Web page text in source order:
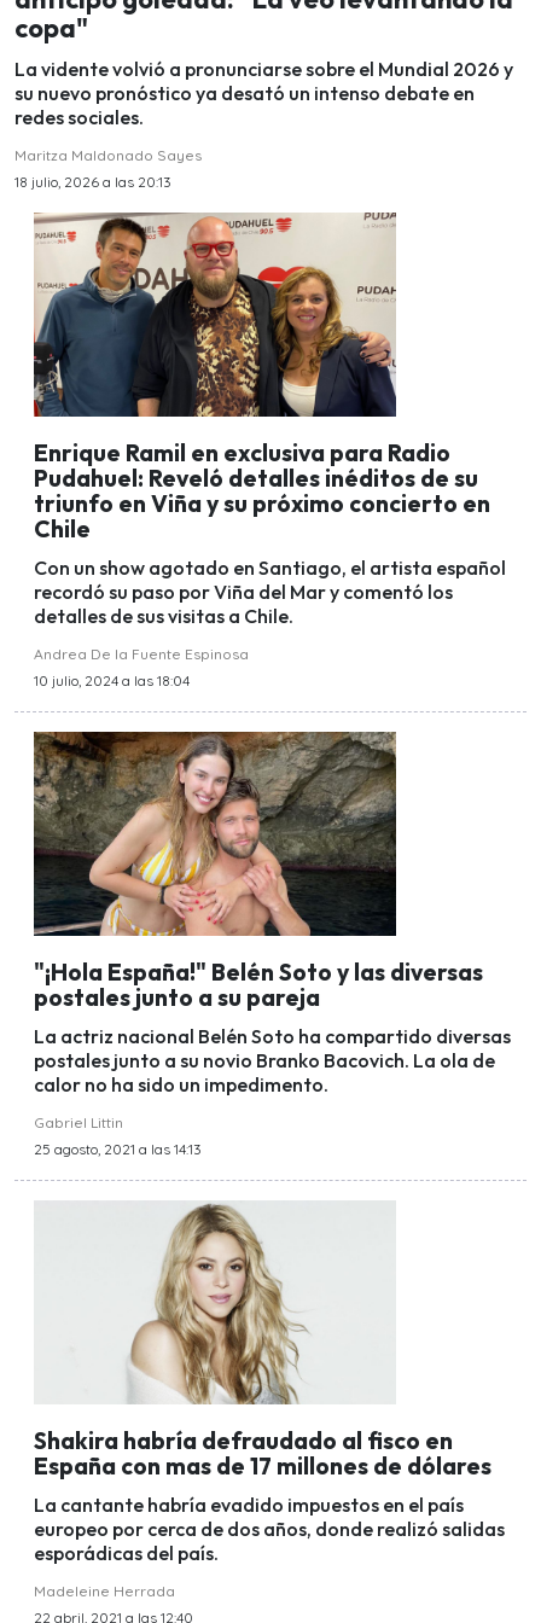
copa"
La vidente volvió a pronunciarse sobre el Mundial 2026 y
su nuevo pronóstico ya desató un intenso debate en
redes sociales.
Maritza Maldonado Sayes
18 julio, 2026 a las 20:13
Enrique Ramil en exclusiva para Radio
Pudahuel: Reveló detalles inéditos de su
triunfo en Viña y su próximo concierto en
Chile
Con un show agotado en Santiago, el artista español
recordó su paso por Viña del Mar y comentó los
detalles de sus visitas a Chile.
Andrea De la Fuente Espinosa
10 julio, 2024 a las 18:04
"¡Hola España!" Belén Soto y las diversas
postales junto a su pareja
La actriz nacional Belén Soto ha compartido diversas
postales junto a su novio Branko Bacovich. La ola de
calor no ha sido un impedimento.
Gabriel Littin
25 agosto, 2021 a las 14:13
Shakira habría defraudado al fisco en
España con mas de 17 millones de dólares
La cantante habría evadido impuestos en el país
europeo por cerca de dos años, donde realizó salidas
esporádicas del país.
Madeleine Herrada
22 abril, 2021 a las 12:40